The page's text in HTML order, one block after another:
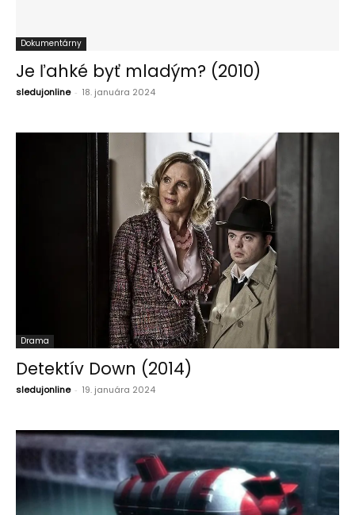
Dokumentárny
Je ľahké byť mladým? (2010)
sledujonline - 18. januára 2024
Drama
Detektív Down (2014)
sledujonline - 19. januára 2024